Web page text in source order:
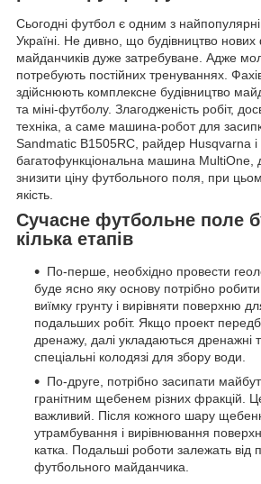
Сьогодні футбол є одним з
Україні. Не дивно, що будівництво
майданчиків дуже затребуване. Адже
потребують постійних тренуваннях.
здійснюють комплексне будівництво
та міні-футболу. Злагодженість робіт,
техніка, а саме машина-робот для
Sandmatic B1505RC, райдер Husqvarna і
багатофункціональна машина MultiOne,
знизити ціну футбольного поля, при
якість.
Сучасне футбольне поле
кілька етапів
По-перше, необхідно провести
буде ясно яку основу потрібно
виїмку грунту і вирівняти поверхню
подальших робіт. Якщо проект
дренажу, далі укладаються дренажні
спеціальні колодязі для збору води.
По-друге, потрібно засипати
гранітним щебенем різних фракцій.
важливий. Після кожного шару
утрамбування і вирівнювання
катка. Подальші роботи залежать від
футбольного майданчика.